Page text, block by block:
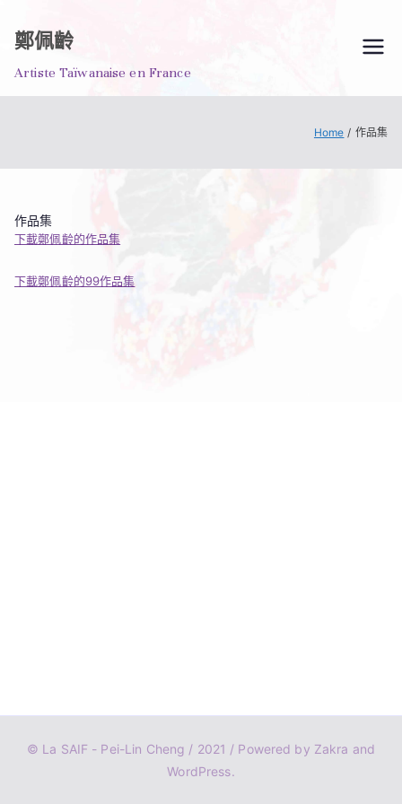
content
鄭佩齡
Artiste Taïwanaise en France
Home 作品集
作品集
下載鄭佩齡的作品集
下載鄭佩齡的99作品集
© La SAIF - Pei-Lin Cheng / 2021 / Powered by Zakra and
WordPress.